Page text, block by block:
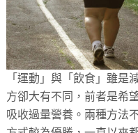
「運動」與「飲食」雖是
方卻大有不同，前者是希
吸收過量營養。兩種方法